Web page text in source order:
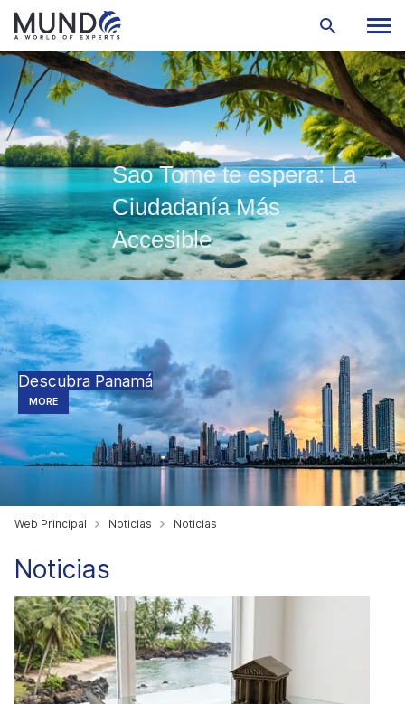
Sao Tome te espera: La
Ciudadanía Más
Accesible
Descubra Panamá
MORE
Web Principal Noticias Noticias
Noticias